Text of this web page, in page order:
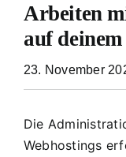
Arbeiten
auf
23. November
Die
Webhostings